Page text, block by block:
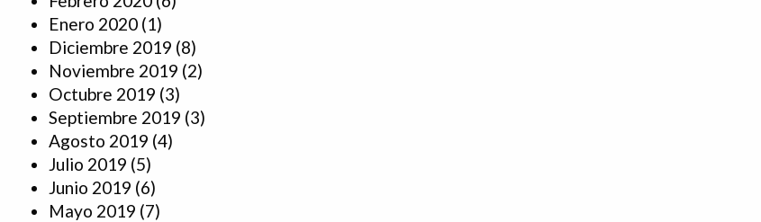
Enero 2020 (1)
Diciembre 2019 (8)
Noviembre 2019 (2)
Octubre 2019 (3)
Septiembre 2019 (3)
Agosto 2019 (4)
Julio 2019 (5)
Junio 2019 (6)
Mayo 2019 (7)